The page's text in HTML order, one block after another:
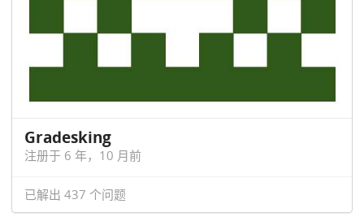
Gradesking
注册于 6 年，10 月前
已解出 437 个问题